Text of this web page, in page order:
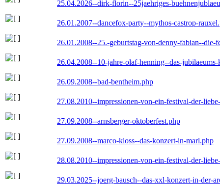
25.04.2026--dirk-florin--25jaehriges-
26.01.2007--dancefox-party--mythos-castrop-
26.01.2008--25.-geburtstag-von-denny-fabian--die-
26.04.2008--10-jahre-olaf-henning--das-
26.09.2008--bad-bentheim.php
27.08.2010--impressionen-von-ein-festival-der-
27.09.2008--arnsberger-oktoberfest.php
27.09.2008--marco-kloss--das-konzert-in-marl.php
28.08.2010--impressionen-von-ein-festival-der-
29.03.2025--joerg-bausch--das-xxl-konzert-in-der-